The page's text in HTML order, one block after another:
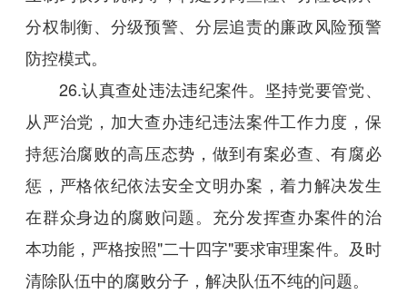
分权制衡、分级预警、分层追责的廉政风险预警
防控模式。
26.认真查处违法违纪案件。坚持党要管党、
从严治党，加大查办违纪违法案件工作力度，保
持惩治腐败的高压态势，做到有案必查、有腐必
惩，严格依纪依法安全文明办案，着力解决发生
在群众身边的腐败问题。充分发挥查办案件的治
本功能，严格按照"二十四字"要求审理案件。及时
清除队伍中的腐败分子，解决队伍不纯的问题。